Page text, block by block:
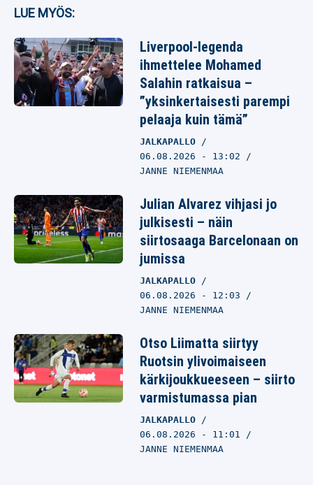
LUE MYÖS:
Liverpool-legenda
ihmettelee Mohamed
Salahin ratkaisua –
”yksinkertaisesti parempi
pelaaja kuin tämä”
JALKAPALLO
06.08.2026 - 13:02
JANNE NIEMENMAA
Julian Alvarez vihjasi jo
julkisesti – näin
siirtosaaga Barcelonaan on
jumissa
JALKAPALLO
06.08.2026 - 12:03
JANNE NIEMENMAA
Otso Liimatta siirtyy
Ruotsin ylivoimaiseen
kärkijoukkueeseen – siirto
varmistumassa pian
JALKAPALLO
06.08.2026 - 11:01
JANNE NIEMENMAA